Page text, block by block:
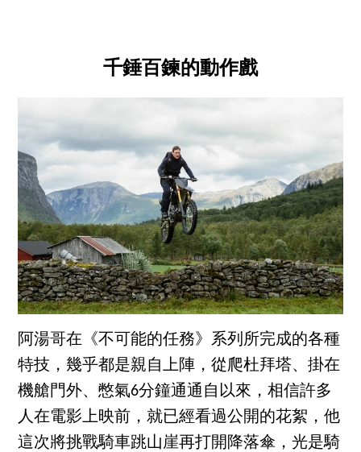
千錘百鍊的動作戲
阿湯哥在《不可能的任務》系列所完成的各種
特技，幾乎都是親自上陣，從爬杜拜塔、掛在
機艙門外、憋氣6分鐘通通自以來，相信許多
人在電影上映前，就已經看過公開的花絮，他
這次將挑戰騎車跳山崖再打開降落傘，光是騎